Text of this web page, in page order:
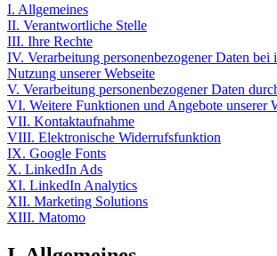
I. Allgemeines
II. Verantwortliche Stelle
III. Ihre Rechte
IV. Verarbeitung personenbezogener Daten bei
Nutzung unserer Webseite
V. Verarbeitung personenbezogener Daten
VI. Weitere Funktionen und Angebote unserer
VII. Kontaktaufnahme
VIII. Elektronische Widerrufsfunktion
IX. Google Fonts
X. LinkedIn Ads
XI. LinkedIn Analytics
XII. Marketing Solutions
XIII. Matomo